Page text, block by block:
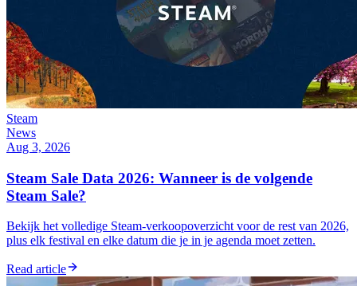
Steam
News
Aug 3, 2026
Steam Sale Data 2026: Wanneer is de volgende
Steam Sale?
Bekijk het volledige Steam-verkoopoverzicht voor de rest van 2026,
plus elk festival en elke datum die je in je agenda moet zetten.
Read article